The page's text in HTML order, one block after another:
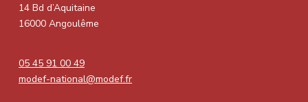
14 Bd d’Aquitaine
16000 Angoulême
05 45 91 00 49
modef-national@modef.fr